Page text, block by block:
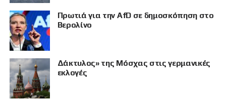
Πρωτιά για την AfD σε δημοσκόπηση στο
Βερολίνο
Δάκτυλος» της Μόσχας στις γερμανικές
εκλογές